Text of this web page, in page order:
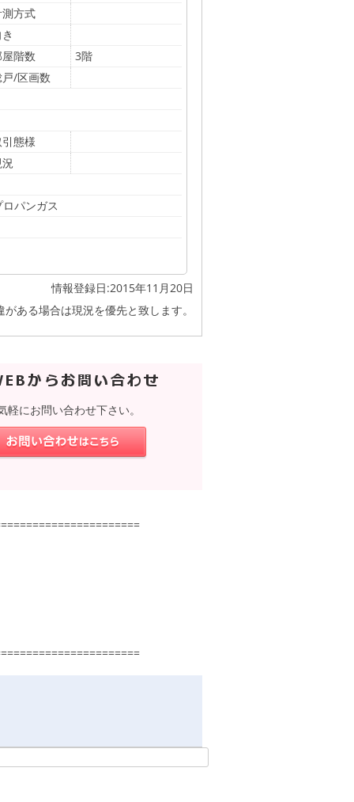
方式
階数
3階
/区画数
態様
パンガス
情報登録日:2015年11月20日
ある場合は現況を優先と致します。
軽にお問い合わせ下さい。